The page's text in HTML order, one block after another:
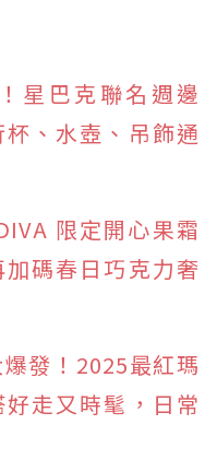
星巴克聯名週邊
杯、水壺、吊飾通
限定開心果霜
碼春日巧克力奢
發！2025最紅瑪
走又時髦，日常